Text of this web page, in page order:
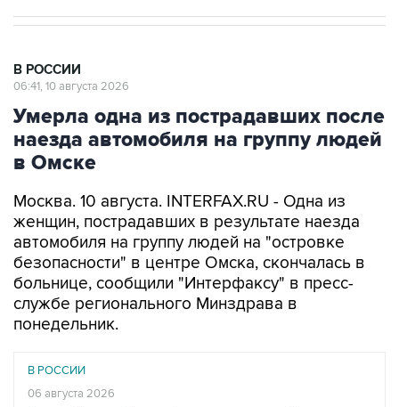
В РОССИИ
06:41, 10 августа 2026
Умерла одна из пострадавших после
наезда автомобиля на группу людей
в Омске
Москва. 10 августа. INTERFAX.RU - Одна из
женщин, пострадавших в результате наезда
автомобиля на группу людей на "островке
безопасности" в центре Омска, скончалась в
больнице, сообщили "Интерфаксу" в пресс-
службе регионального Минздрава в
понедельник.
В РОССИИ
06 августа 2026